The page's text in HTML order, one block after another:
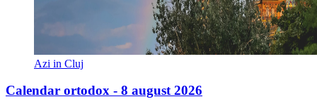
Azi in Cluj
Calendar ortodox - 8 august 2026